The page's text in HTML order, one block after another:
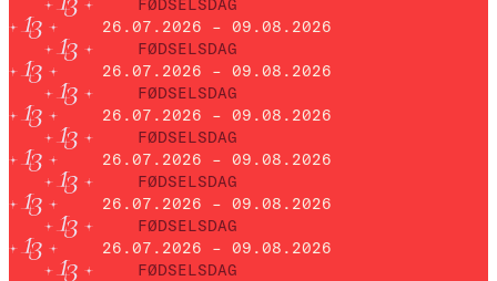
FØDSELSDAG
26.07.2026 – 09.08.2026
FØDSELSDAG
26.07.2026 – 09.08.2026
FØDSELSDAG
26.07.2026 – 09.08.2026
FØDSELSDAG
26.07.2026 – 09.08.2026
FØDSELSDAG
26.07.2026 – 09.08.2026
FØDSELSDAG
26.07.2026 – 09.08.2026
FØDSELSDAG